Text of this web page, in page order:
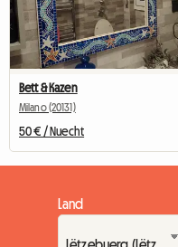
Bett & Kazen
Milano (20131)
50 € / Nuecht
Land